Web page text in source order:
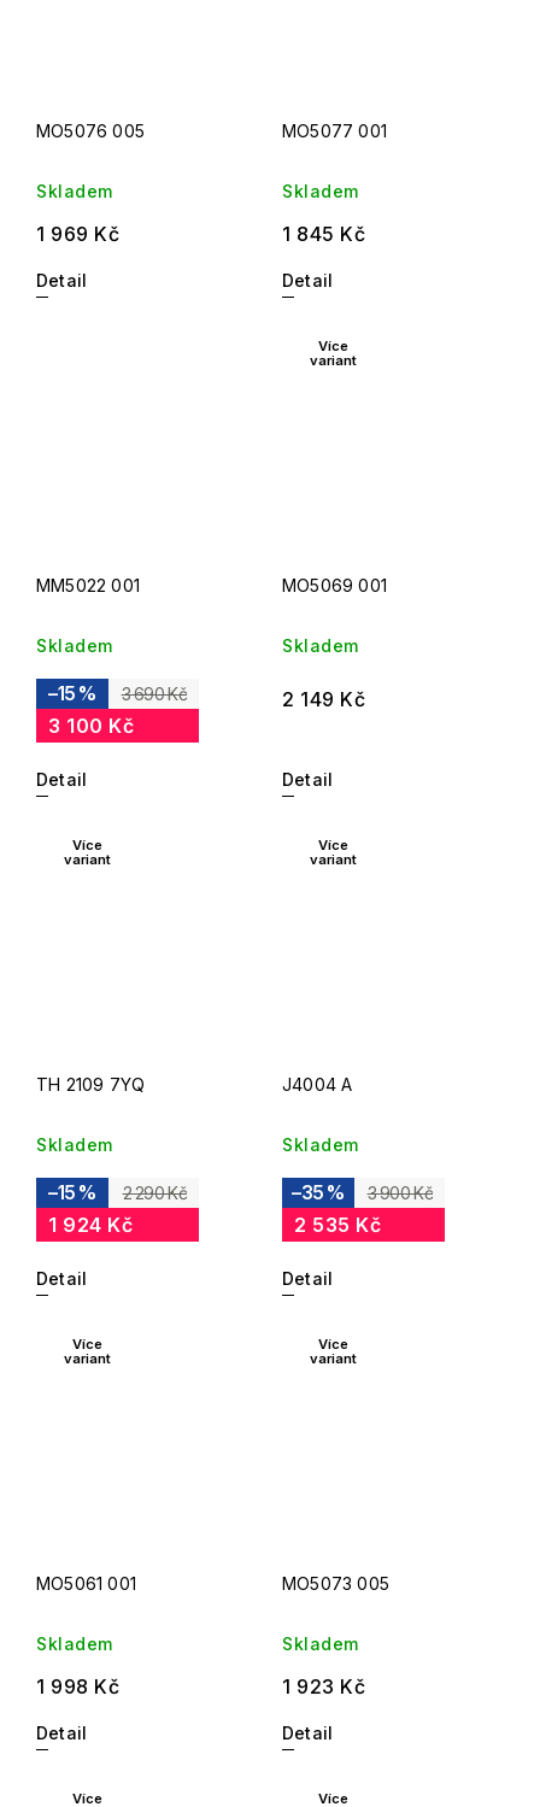
MO5076 005
Skladem
1 969 Kč
Detail
MO5077 001
Skladem
1 845 Kč
Detail
MM5022 001
Skladem
3 690 Kč
–15 %
3 100 Kč
Detail
Více
variant
MO5069 001
Skladem
2 149 Kč
Detail
Více
variant
TH 2109 7YQ
Skladem
2 290 Kč
–15 %
1 924 Kč
Detail
Více
variant
J4004 A
Skladem
3 900 Kč
–35 %
2 535 Kč
Detail
Více
variant
MO5061 001
Skladem
1 998 Kč
Detail
Více
variant
MO5073 005
Skladem
1 923 Kč
Detail
Více
Více